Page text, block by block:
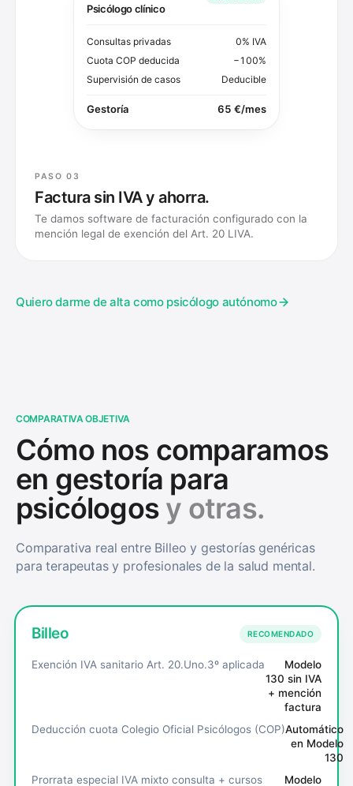
Psicólogo clínico
Consultas privadas
0% IVA
Cuota COP deducida
−100%
Supervisión de casos
Deducible
Gestoría 65 €/mes
PASO 03
Factura sin IVA y ahorra.
Te damos software de facturación configurado con la
mención legal de exención del Art. 20 LIVA.
Quiero darme de alta como psicólogo autónomo
COMPARATIVA OBJETIVA
Cómo nos comparamos
en gestoría para
psicólogos y otras.
Comparativa real entre Billeo y gestorías genéricas
para terapeutas y profesionales de la salud mental.
Billeo RECOMENDADO
Exención IVA sanitario Art. 20.Uno.3º aplicada
Modelo
130 sin IVA
+ mención
factura
Deducción cuota Colegio Oficial Psicólogos (COP)Automático
en Modelo
130
Prorrata especial IVA mixto consulta + cursos
Modelo